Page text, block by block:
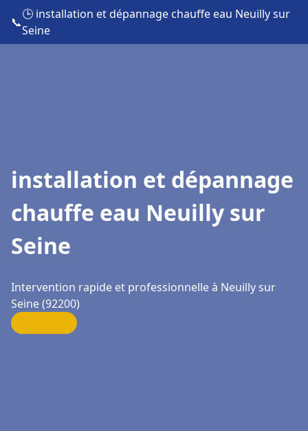
📞
🕒 installation et dépannage chauffe eau Neuilly sur
Seine
installation et dépannage
chauffe eau Neuilly sur
Seine
Intervention rapide et professionnelle à Neuilly sur
Seine (92200)